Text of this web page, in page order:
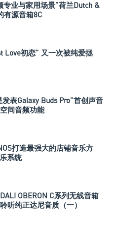
专业与家用场景”荷兰Dutch &
有源音箱8C
Love初恋” 又一次被纯爱拯
表Galaxy Buds Pro”首创声音
间音频功能
打造最强大的店铺音乐方
系统
OBERON C系列无线音箱
听纯正达尼音质（一）